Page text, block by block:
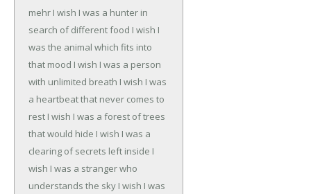
mehr I wish I was a hunter in
search of different food I wish I
was the animal which fits into
that mood I wish I was a person
with unlimited breath I wish I was
a heartbeat that never comes to
rest I wish I was a forest of trees
that would hide I wish I was a
clearing of secrets left inside I
wish I was a stranger who
understands the sky I wish I was